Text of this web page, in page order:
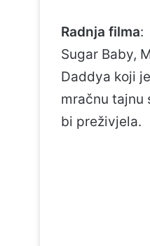
Radnja filma:
Sugar Baby,
Daddya koji
mračnu tajnu
bi preživjela.